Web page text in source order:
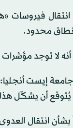
انتقال
نطاق محدود.
أنه لا توجد
يُتوقع أن يشكّل
انتقال